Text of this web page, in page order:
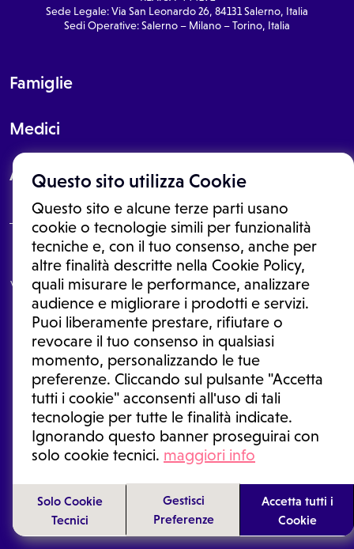
Questo sito utilizza Cookie
Questo sito e alcune terze parti usano
cookie o tecnologie simili per funzionalità
tecniche e, con il tuo consenso, anche per
altre finalità descritte nella Cookie Policy,
quali misurare le performance, analizzare
audience e migliorare i prodotti e servizi.
Puoi liberamente prestare, rifiutare o
revocare il tuo consenso in qualsiasi
momento, personalizzando le tue
preferenze. Cliccando sul pulsante "Accetta
tutti i cookie" acconsenti all'uso di tali
tecnologie per tutte le finalità indicate.
Ignorando questo banner proseguirai con
solo cookie tecnici. maggiori info
Solo Cookie
Tecnici
Gestisci
Preferenze
Accetta tutti i
Cookie
Sede Legale: Via San Leonardo 26, 84131 Salerno, Italia
Sedi Operative: Salerno – Milano – Torino, Italia
Famiglie
Medici
About
Le informazioni proposte in questo sito non sono un consulto medico.
In nessun caso, queste informazioni sostituiscono un consulto, una
visita o una diagnosi formulata dal medico. Non si devono considerare
le informazioni disponibili come suggerimenti per la formulazione di
una diagnosi, la determinazione di un trattamento o l'assunzione o
sospensione di un farmaco senza prima consultare un medico di
medicina generale o uno specialista.
Condizioni di utilizzo|Privacy Policy |Gestione cookie
Ⓒ 2025 | Tutti i diritti riservati.